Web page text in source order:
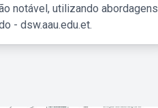
notável, utilizando abordagens
- dsw.aau.edu.et.